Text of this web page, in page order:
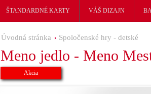
ŠTANDARDNÉ KARTY VÁŠ DIZAJN
Úvodná stránka Spoločenské hry - detské
Meno jedlo - Meno
Akcia